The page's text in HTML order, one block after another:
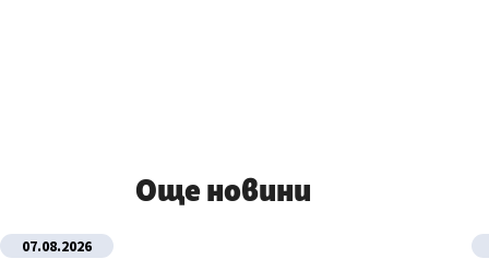
Още новини
07.08.2026